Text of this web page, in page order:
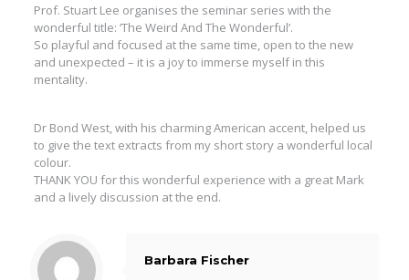
Prof. Stuart Lee organises the seminar series with the
wonderful title: ‘The Weird And The Wonderful’.
So playful and focused at the same time, open to the new
and unexpected – it is a joy to immerse myself in this
mentality.
Dr Bond West, with his charming American accent, helped us
to give the text extracts from my short story a wonderful local
colour.
THANK YOU for this wonderful experience with a great Mark
and a lively discussion at the end.
Barbara Fischer